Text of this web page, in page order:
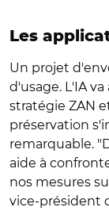
Les
Un projet
d'usage. L'IA
stratégie ZAN
préservation
remarquable.
aide à
nos mesures
vice-président